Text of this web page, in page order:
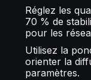
Réglez les
70 % de
pour les
Utilisez la
orienter la
paramètres.